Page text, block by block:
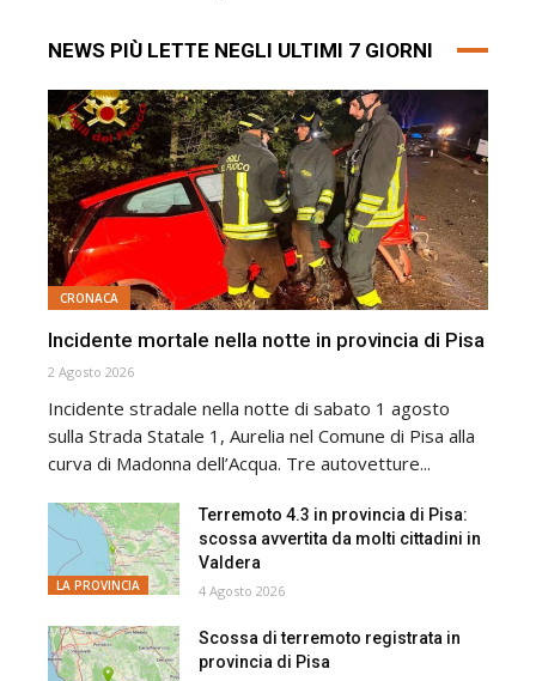
NEWS PIÙ LETTE NEGLI ULTIMI 7 GIORNI
CRONACA
Incidente mortale nella notte in provincia di Pisa
2 Agosto 2026
Incidente stradale nella notte di sabato 1 agosto
sulla Strada Statale 1, Aurelia nel Comune di Pisa alla
curva di Madonna dell’Acqua. Tre autovetture...
LA PROVINCIA
Terremoto 4.3 in provincia di Pisa:
scossa avvertita da molti cittadini in
Valdera
4 Agosto 2026
Scossa di terremoto registrata in
provincia di Pisa